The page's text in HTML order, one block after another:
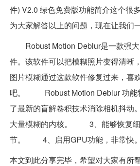
件) V2.0 绿色免费版功能简介这个很
为大家解答以上的问题，现在让我们
Robust Motion Deblur是一款强大
件。该软件可以把模糊照片变得清晰
图片模糊通过这款软件修复过来，喜
吧。 Robust Motion Deblur 功
了最新的盲解卷积技术消除相机抖
大量模糊的内核。 3、能够恢复细
节。 4、启用GPU功能，非常快。
本文到此分享完毕，希望对大家有所帮